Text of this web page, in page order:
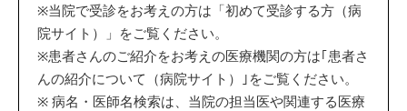
※当院で受診をお考えの方は「初めて受診する方（病
院サイト）」をご覧ください。
※患者さんのご紹介をお考えの医療機関の方は｢患者さ
んの紹介について（病院サイト）｣をご覧ください。
※ 病名・医師名検索は、当院の担当医や関連する医療